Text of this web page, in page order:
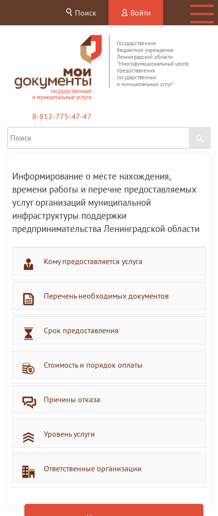
Поиск Войти
Государственное
бюджетное учреждение
Ленинградской области
"Многофункциональный центр
предоставления
государственных
и муниципальных услуг"
8-812-775-47-47
Информирование о месте нахождения,
времени работы и перечне предоставляемых
услуг организаций муниципальной
инфраструктуры поддержки
предпринимательства Ленинградской области
Кому предоставляется услуга
Перечень необходимых документов
Срок предоставления
Стоимость и порядок оплаты
Причины отказа
Уровень услуги
Ответственные организации